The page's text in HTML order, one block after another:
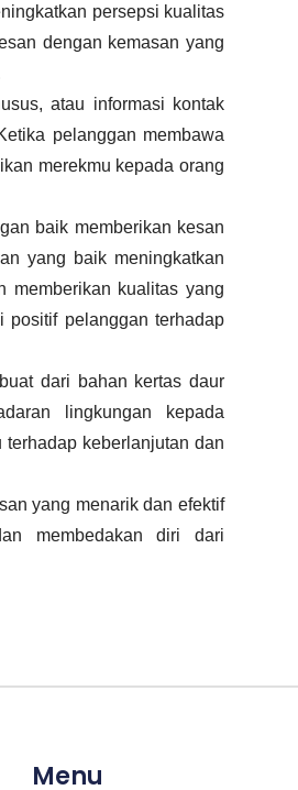
persepsi kualitas
dengan kemasan yang
atau informasi kontak
pelanggan membawa
merekmu kepada orang
baik memberikan kesan
yang baik meningkatkan
memberikan kualitas yang
positif pelanggan terhadap
dari bahan kertas daur
lingkungan kepada
keberlanjutan dan
yang menarik dan efektif
membedakan diri dari
Menu